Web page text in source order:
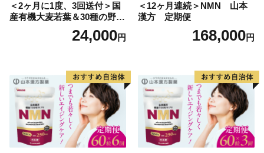
＜2ヶ月に1度、3回送付＞国
産有機大麦若葉＆30種の野
菜 山本漢方 定期便
24,000円
＜12ヶ月連続＞NMN 山本
漢方 定期便
168,000円